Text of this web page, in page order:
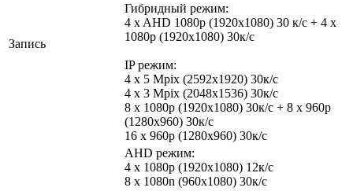
Запись
Гибридный режим:
4 x AHD 1080р (1920x1080) 30 к/с + 4 х
1080p (1920x1080) 30к/c
IP режим:
4 х 5 Mpix (2592х1920) 30к/с
4 х 3 Mpix (2048x1536) 30к/с
8 х 1080p (1920x1080) 30к/c + 8 х 960p
(1280x960) 30к/c
16 х 960p (1280x960) 30к/c
AHD режим:
4 х 1080p (1920x1080) 12к/c
8 x 1080n (960x1080) 30к/c